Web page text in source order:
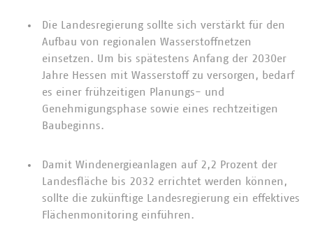
Die Landesregierung sollte sich verstärkt für den
Aufbau von regionalen Wasserstoffnetzen
einsetzen. Um bis spätestens Anfang der 2030er
Jahre Hessen mit Wasserstoff zu versorgen, bedarf
es einer frühzeitigen Planungs- und
Genehmigungsphase sowie eines rechtzeitigen
Baubeginns.
Damit Windenergieanlagen auf 2,2 Prozent der
Landesfläche bis 2032 errichtet werden können,
sollte die zukünftige Landesregierung ein effektives
Flächenmonitoring einführen.